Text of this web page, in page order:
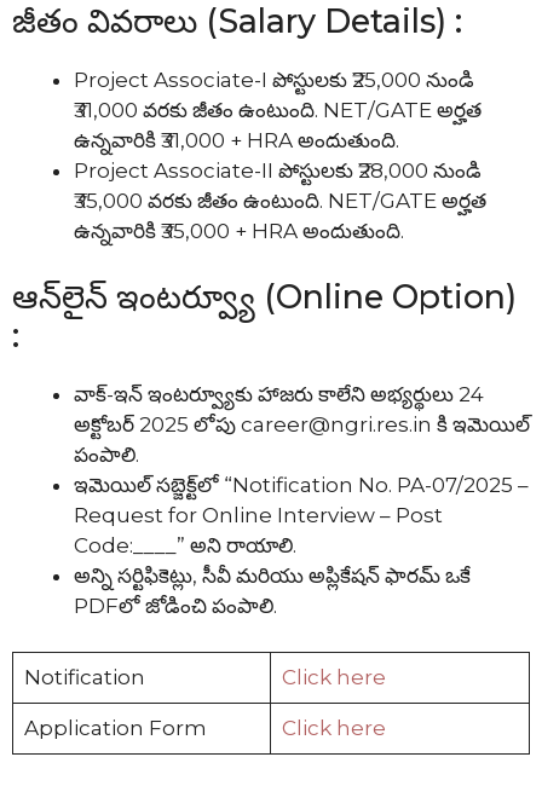
జీతం వివరాలు (Salary Details) :
Project Associate-I పోస్టులకు ₹25,000 నుండి
₹31,000 వరకు జీతం ఉంటుంది. NET/GATE అర్హత
ఉన్నవారికి ₹31,000 + HRA అందుతుంది.
Project Associate-II పోస్టులకు ₹28,000 నుండి
₹35,000 వరకు జీతం ఉంటుంది. NET/GATE అర్హత
ఉన్నవారికి ₹35,000 + HRA అందుతుంది.
ఆన్‌లైన్ ఇంటర్వ్యూ (Online Option)
:
వాక్-ఇన్ ఇంటర్వ్యూకు హాజరు కాలేని అభ్యర్థులు 24
అక్టోబర్ 2025 లోపు career@ngri.res.in కి ఇమెయిల్
పంపాలి.
ఇమెయిల్ సబ్జెక్ట్‌లో “Notification No. PA-07/2025 –
Request for Online Interview – Post
Code:____” అని రాయాలి.
అన్ని సర్టిఫికెట్లు, సీవీ మరియు అప్లికేషన్ ఫారమ్ ఒకే
PDFలో జోడించి పంపాలి.
Notification Click here
Application Form Click here